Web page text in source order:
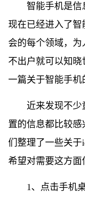
智能手机是信
现在已经进入了
会的每个领域，
不出户就可以知
一篇关于智能手机
近来发现不少
置的信息都比较
们整理了一些关于
希望对需要这方面
1、点击手机